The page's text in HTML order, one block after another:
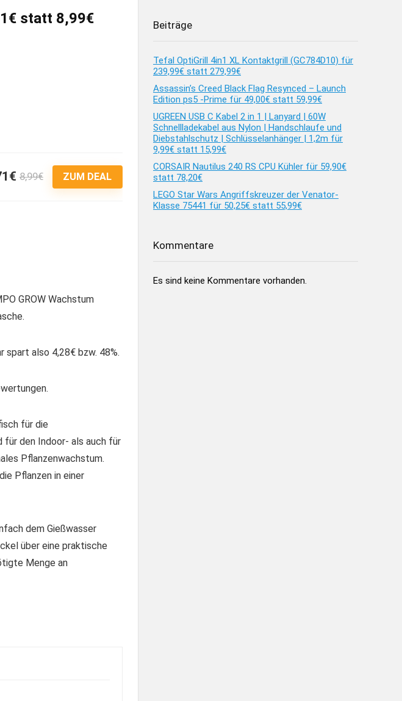
statt 8,99€
8,99€ ZUM DEAL
GROW Wachstum
also 4,28€ bzw. 48%.
für die
für den Indoor- als auch für
Pflanzenwachstum.
Pflanzen in einer
dem Gießwasser
über eine praktische
Menge an
Beiträge
Tefal OptiGrill 4in1 XL Kontaktgrill (GC784D10) für
239,99€ statt 279,99€
Assassin’s Creed Black Flag Resynced – Launch
Edition ps5 -Prime für 49,00€ statt 59,99€
UGREEN USB C Kabel 2 in 1 | Lanyard | 60W
Schnellladekabel aus Nylon | Handschlaufe und
Diebstahlschutz | Schlüsselanhänger | 1,2m für
9,99€ statt 15,99€
CORSAIR Nautilus 240 RS CPU Kühler für 59,90€
statt 78,20€
LEGO Star Wars Angriffskreuzer der Venator-
Klasse 75441 für 50,25€ statt 55,99€
Kommentare
Es sind keine Kommentare vorhanden.